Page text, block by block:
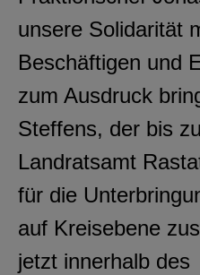
unsere Solidarität
Beschäftigen und
zum Ausdruck
Steffens, der bis
Landratsamt
für die
auf Kreisebene
jetzt innerhalb des